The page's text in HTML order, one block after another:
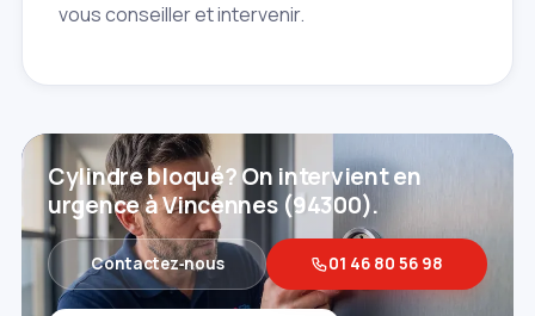
vous conseiller et intervenir.
Cylindre bloqué? On intervient en
urgence à Vincennes (94300).
Contactez‑nous 01 46 80 56 98